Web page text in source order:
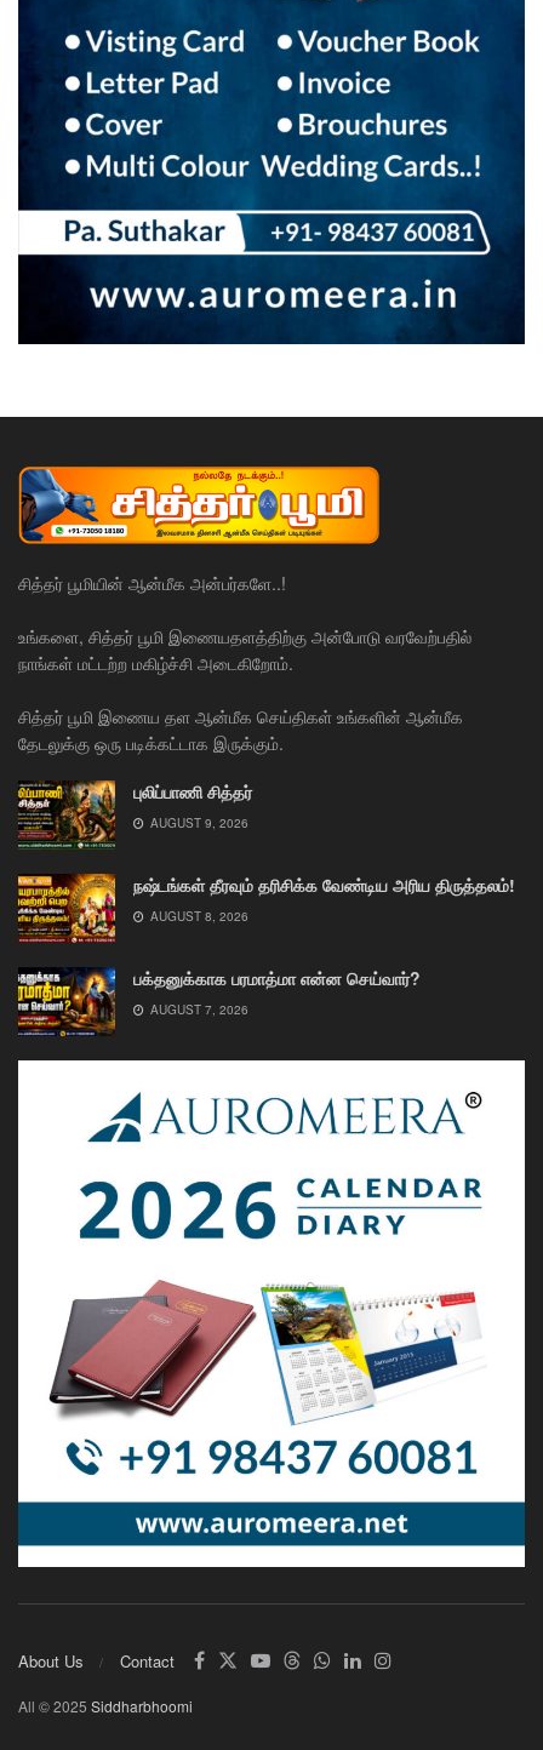
சித்தர் பூமியின் ஆன்மீக அன்பர்களே..!
உங்களை, சித்தர் பூமி இணையதளத்திற்கு அன்போடு வரவேற்பதில்
நாங்கள் மட்டற்ற மகிழ்ச்சி அடைகிறோம்.
சித்தர் பூமி இணைய தள ஆன்மீக செய்திகள் உங்களின் ஆன்மீக
தேடலுக்கு ஒரு படிக்கட்டாக இருக்கும்.
புலிப்பாணி சித்தர்
AUGUST 9, 2026
நஷ்டங்கள் தீரவும் தரிசிக்க வேண்டிய அரிய திருத்தலம்!
AUGUST 8, 2026
பக்தனுக்காக பரமாத்மா என்ன செய்வார்?
AUGUST 7, 2026
About Us Contact
All © 2025 Siddharbhoomi